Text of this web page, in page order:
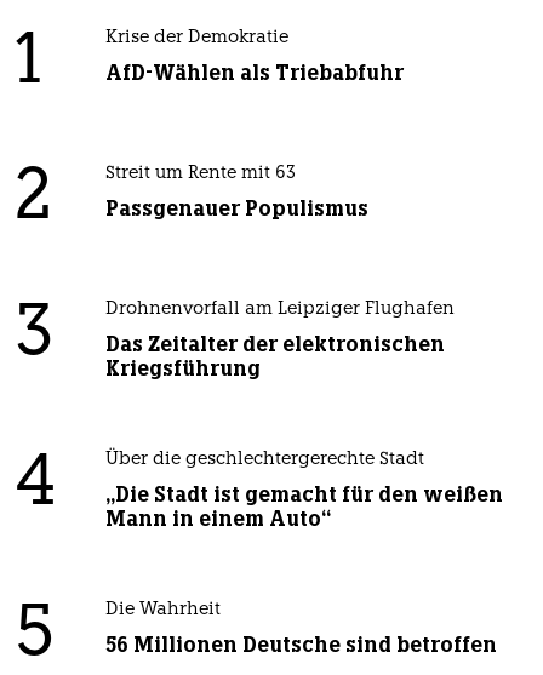
1 Krise der Demokratie
AfD-Wählen als Triebabfuhr
2 Streit um Rente mit 63
Passgenauer Populismus
3 Drohnenvorfall am Leipziger Flughafen
Das Zeitalter der elektronischen
Kriegsführung
4 Über die geschlechtergerechte Stadt
„Die Stadt ist gemacht für den weißen
Mann in einem Auto“
5 Die Wahrheit
56 Millionen Deutsche sind betroffen